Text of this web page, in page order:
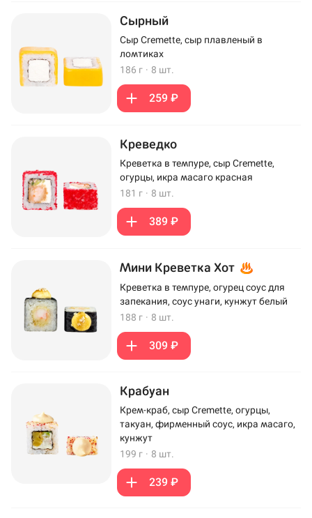
Сырный
Сыр Cremette, сыр плавленый в
ломтиках
186 г · 8 шт.
259 ₽
Креведко
Креветка в темпуре, сыр Cremette,
огурцы, икра масаго красная
181 г · 8 шт.
389 ₽
Мини Креветка Хот
Креветка в темпуре, огурец соус для
запекания, соус унаги, кунжут белый
188 г · 8 шт.
309 ₽
Крабуан
Крем-краб, сыр Cremette, огурцы,
такуан, фирменный соус, икра масаго,
кунжут
199 г · 8 шт.
239 ₽